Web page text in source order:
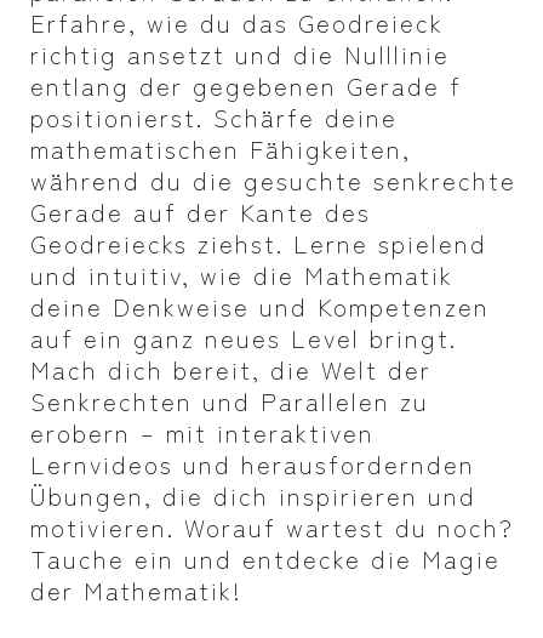
Erfahre, wie du das Geodreieck
richtig ansetzt und die Nulllinie
entlang der gegebenen Gerade f
positionierst. Schärfe deine
mathematischen Fähigkeiten,
während du die gesuchte senkrechte
Gerade auf der Kante des
Geodreiecks ziehst. Lerne spielend
und intuitiv, wie die Mathematik
deine Denkweise und Kompetenzen
auf ein ganz neues Level bringt.
Mach dich bereit, die Welt der
Senkrechten und Parallelen zu
erobern – mit interaktiven
Lernvideos und herausfordernden
Übungen, die dich inspirieren und
motivieren. Worauf wartest du noch?
Tauche ein und entdecke die Magie
der Mathematik!